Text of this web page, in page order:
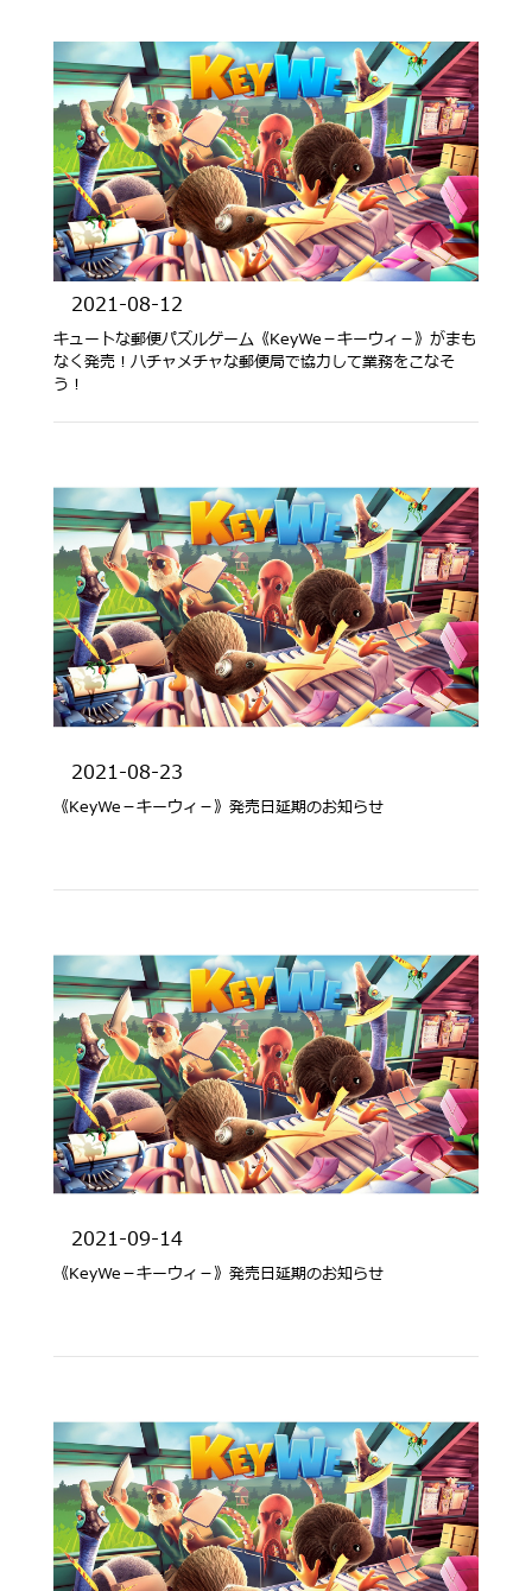
2021-08-12
キュートな郵便パズルゲーム《KeyWe－キーウィ－》がまも
なく発売！ハチャメチャな郵便局で協力して業務をこなそ
う！
2021-08-23
《KeyWe－キーウィ－》発売日延期のお知らせ
2021-09-14
《KeyWe－キーウィ－》発売日延期のお知らせ